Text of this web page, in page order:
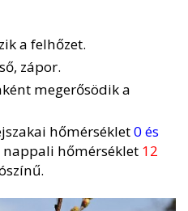
a felhőzet.
zápor.
megerősödik a
hőmérséklet0 és
nappali hőmérséklet 12